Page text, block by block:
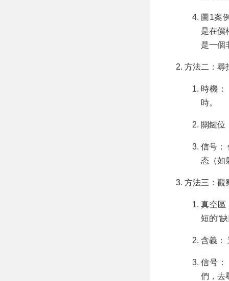
圖1案
是在價
是一個
方法二：尋
時機：
時。
關鍵位
信号：
态（如
方法三：觀
真空區
短的“
含義：
信号：
們，去